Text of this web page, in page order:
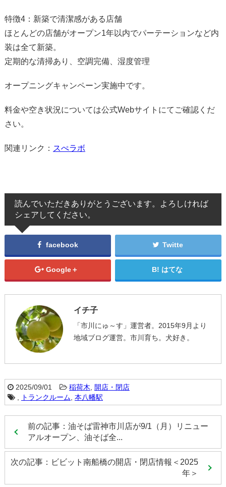
特徴4：新築で清潔感がある店舗
ほとんどの店舗がオープン1年以内でパーテーションなど内
装は全て新築。
定期的な清掃あり、空調完備、湿度管理
オープニングキャンペーン実施中です。
料金や空き状況については公式Webサイトにてご確認くだ
さい。
関連リンク： スぺラボ
読んでいただきありがとうございます。よろしければ
シェアしてください。
facebook Twitte
Google＋ はてな
イチ子
「市川にゅ～す」運営者。2015年9月より
地域ブログ運営。市川育ち。犬好き。
2025/09/01 稲荷木
開店・閉店
,
トランクルーム 本八幡駅
前の記事：油そば雷神市川店が9/1（月）リニュー
アルオープン、油そば全...
次の記事：ビビット南船橋の開店・閉店情報＜2025
年＞